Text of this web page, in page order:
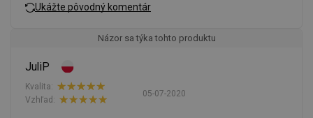
Ukážte pôvodný komentár
Názor sa týka tohto produktu
JuliP
05-07-2020
Kvalita:
Vzhľad: